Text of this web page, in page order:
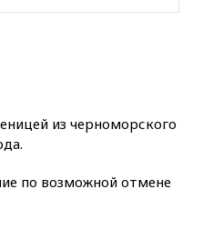
ВВС: работы Бэнкси
В Баренцевом море
немецкий транспорт
из черноморского
по возможной отмене